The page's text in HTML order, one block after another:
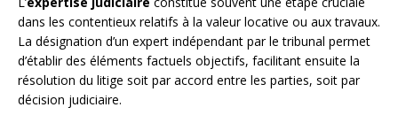
dans les contentieux relatifs à la valeur locative ou aux travaux.
La désignation d’un expert indépendant par le tribunal permet
d’établir des éléments factuels objectifs, facilitant ensuite la
résolution du litige soit par accord entre les parties, soit par
décision judiciaire.